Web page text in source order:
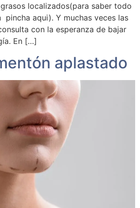
localizados(para saber todo
pincha aqui). Y muchas veces las
con la esperanza de bajar
En […]
aplastado